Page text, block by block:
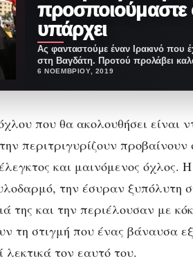
προσποιούμαστε
υπάρχει
Ας φανταστούμε έναν Ιρακινό που
στη Βαγδάτη. Προτού προλάβει
6 ΝΟΕΜΒΡΊΟΥ, 2019
που θα ακολουθήσει είναι
περιτριγυρίζουν προβαίνουν
και μαινόμενος όχλος.
την έσυραν ξυπόλυτη
της και την περιέλουσαν με
τη στιγμή που ένας βάναυσα
λεκτικά τον εαυτό του.